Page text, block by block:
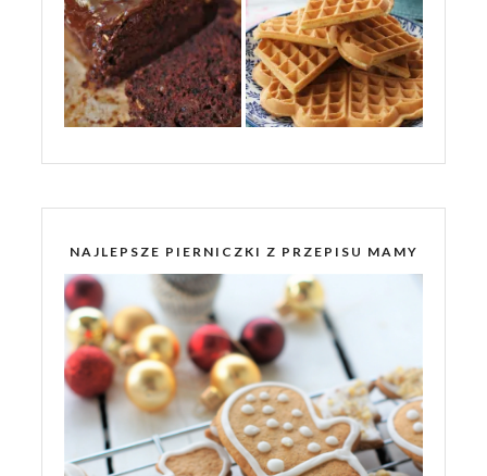
NAJLEPSZE PIERNICZKI Z PRZEPISU MAMY